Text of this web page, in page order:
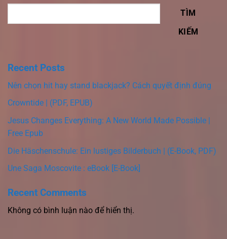
TÌM
KIẾM
Recent Posts
Nên chọn hit hay stand blackjack? Cách quyết định đúng
Crowntide | (PDF, EPUB)
Jesus Changes Everything: A New World Made Possible |
Free Epub
Die Häschenschule: Ein lustiges Bilderbuch | (E-Book, PDF)
Une Saga Moscovite : eBook [E-Book]
Recent Comments
Không có bình luận nào để hiển thị.